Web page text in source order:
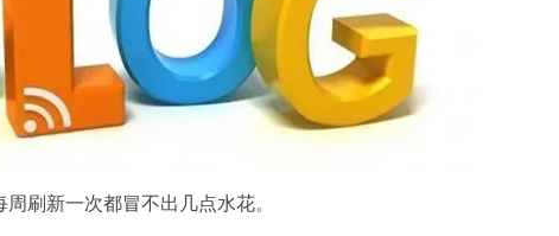
刷新一次都冒不出几点水花。